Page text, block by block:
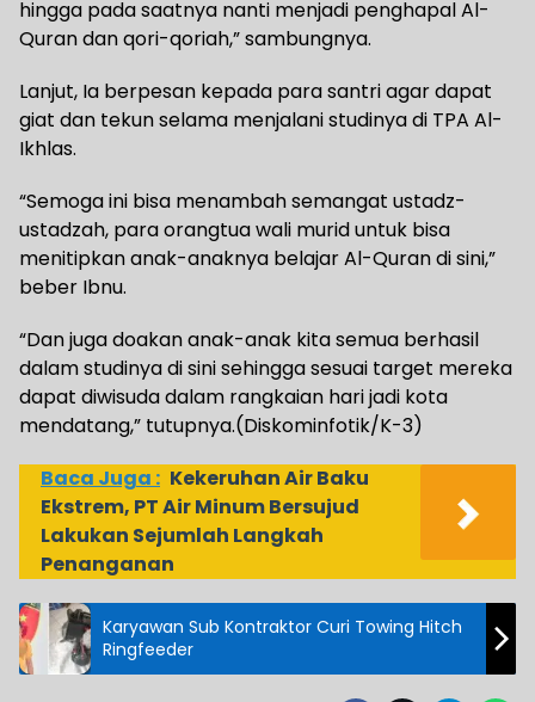
hingga pada saatnya nanti menjadi penghapal Al-
Quran dan qori-qoriah,” sambungnya.
Lanjut, Ia berpesan kepada para santri agar dapat
giat dan tekun selama menjalani studinya di TPA Al-
Ikhlas.
“Semoga ini bisa menambah semangat ustadz-
ustadzah, para orangtua wali murid untuk bisa
menitipkan anak-anaknya belajar Al-Quran di sini,”
beber Ibnu.
“Dan juga doakan anak-anak kita semua berhasil
dalam studinya di sini sehingga sesuai target mereka
dapat diwisuda dalam rangkaian hari jadi kota
mendatang,” tutupnya.(Diskominfotik/K-3)
Baca Juga : Kekeruhan Air Baku
Ekstrem, PT Air Minum Bersujud
Lakukan Sejumlah Langkah
Penanganan
Karyawan Sub Kontraktor Curi Towing Hitch
Ringfeeder